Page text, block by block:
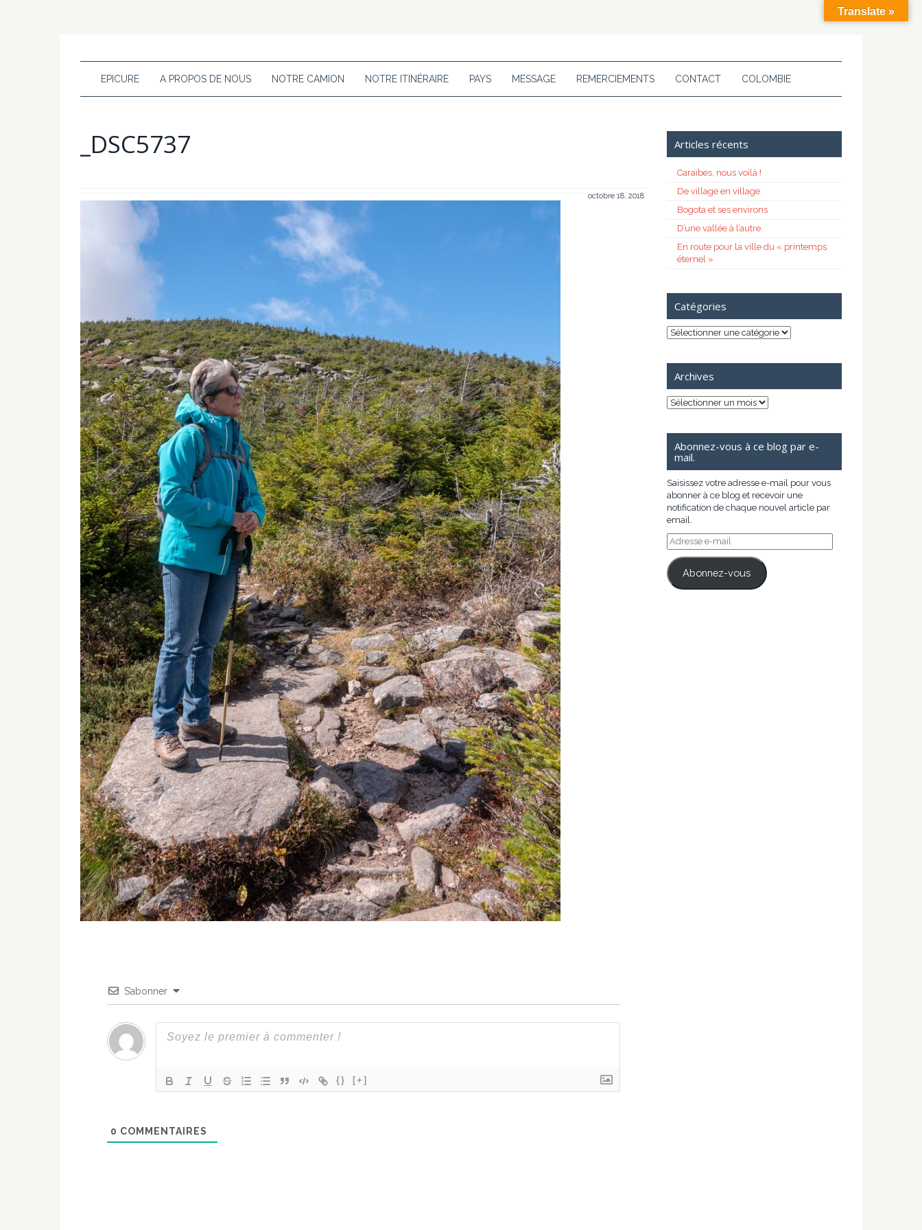
EPICURE A PROPOS DE NOUS NOTRE CAMION NOTRE ITINÉRAIRE PAYS MESSAGE REMERCIEMENTS CONTACT COLOMBIE
_DSC5737
octobre 18, 2018
S’abonner
{} [+]
0 COMMENTAIRES
Articles récents
Caraïbes, nous voilà !
De village en village
Bogota et ses environs
D’une vallée à l’autre
En route pour la ville du « printemps
éternel »
Catégories
Catégories
Archives
Archives
Abonnez-vous à ce blog par e-
mail.
Saisissez votre adresse e-mail pour vous
abonner à ce blog et recevoir une
notification de chaque nouvel article par
email.
Adresse
e-
mail
Abonnez-vous
Translate »